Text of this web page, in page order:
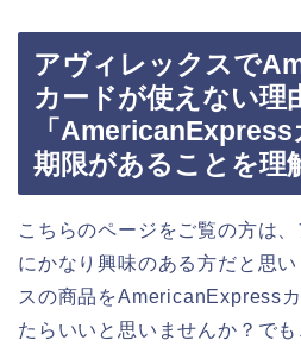
アヴィレックスで
カードが使えない理
「
期限があることを理
こちらのページをご覧の方は
にかなり興味のある方だと思
スの商品をAmericanExpress
たらいいと思いませんか？でも